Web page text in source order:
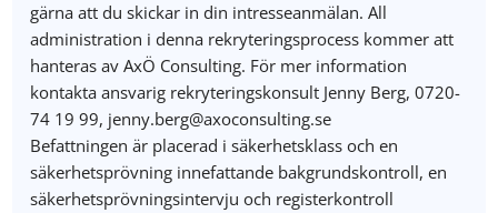
gärna att du skickar in din intresseanmälan. All
administration i denna rekryteringsprocess kommer att
hanteras av AxÖ Consulting. För mer information
kontakta ansvarig rekryteringskonsult Jenny Berg, 0720-
74 19 99, jenny.berg@axoconsulting.se
Befattningen är placerad i säkerhetsklass och en
säkerhetsprövning innefattande bakgrundskontroll, en
säkerhetsprövningsintervju och registerkontroll